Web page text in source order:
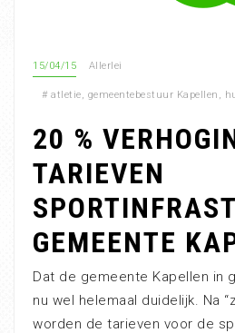
15/04/15 Allerlei
# atletie, gemeentebestuur Kapellen ,
20 %
TARIEVEN
GEMEENTE
Dat de gemeente Kapellen in
nu wel helemaal duidelijk. Na
worden de tarieven voor de